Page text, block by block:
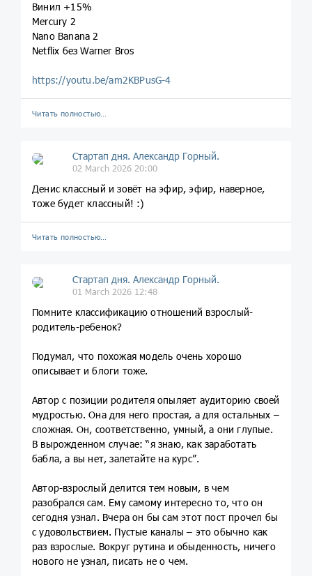
Винил +15%
Mercury 2
Nano Banana 2
Netflix без Warner Bros
https://youtu.be/am2KBPusG-4
Читать полностью…
Стартап дня. Александр Горный.
02 March 2026 20:00
Денис классный и зовёт на эфир, эфир, наверное,
тоже будет классный! :)
Читать полностью…
Стартап дня. Александр Горный.
01 March 2026 12:48
Помните классификацию отношений взрослый-
родитель-ребенок?
Подумал, что похожая модель очень хорошо
описывает и блоги тоже.
Автор с позиции родителя опыляет аудиторию своей
мудростью. Она для него простая, а для остальных –
сложная. Он, соответственно, умный, а они глупые.
В вырожденном случае: “я знаю, как заработать
бабла, а вы нет, залетайте на курс”.
Автор-взрослый делится тем новым, в чем
разобрался сам. Ему самому интересно то, что он
сегодня узнал. Вчера он бы сам этот пост прочел бы
с удовольствием. Пустые каналы – это обычно как
раз взрослые. Вокруг рутина и обыденность, ничего
нового не узнал, писать не о чем.